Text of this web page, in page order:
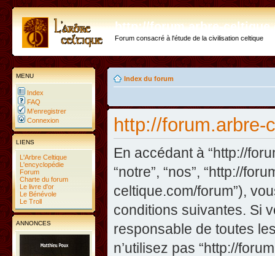
http://forum.arbre-
Forum consacré à l'étude de la civilisation celtique
MENU
Index
FAQ
M’enregistrer
Connexion
LIENS
L'Arbre Celtique
L'encyclopédie
Forum
Charte du forum
Le livre d'or
Le Bénévole
Le Troll
ANNONCES
Index du forum
http://forum.arbre-
En accédant à “http://
“notre”, “nos”, “http://
celtique.com/forum”),
conditions suivantes. Si
responsable de toutes
n’utilisez pas “http://